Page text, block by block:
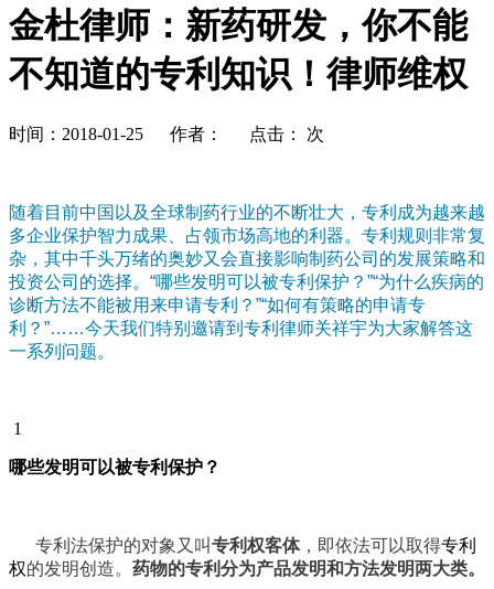
金杜律师：新药研发，你不能
不知道的专利知识！律师维权
时间：2018-01-25 作者： 点击： 次
随着目前中国以及全球制药行业的不断壮大，专利成为越来越
多企业保护智力成果、占领市场高地的利器。专利规则非常复
杂，其中千头万绪的奥妙又会直接影响制药公司的发展策略和
投资公司的选择。“哪些发明可以被专利保护？”“为什么疾病的
诊断方法不能被用来申请专利？”“如何有策略的申请专
利？”……今天我们特别邀请到专利律师关祥宇为大家解答这
一系列问题。
1
哪些发明可以被专利保护？
专利法保护的对象又叫专利权客体，即依法可以取得专利
权的发明创造。 药物的专利分为产品发明和方法发明两大类。